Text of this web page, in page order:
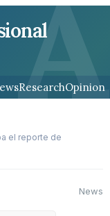
ResearchOpinion
A
el reporte de
News